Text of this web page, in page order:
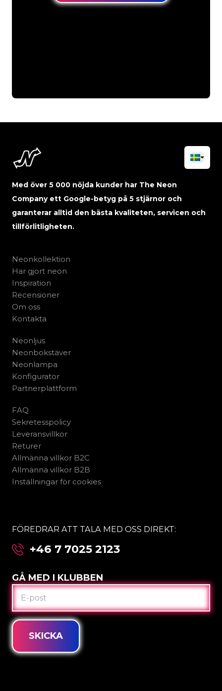
Med över 5 000 nöjda kunder har The Neon
Company ett Google-betyg på 5 stjärnor och
garanterar alltid den bästa kvaliteten, servicen och
tillförlitligheten.
Neonkollektion
Har gjort neon
Inspiration
Recensioner
Om oss
Kontakta
Neonljus
Neonbokstäver
Neonlampa
Konfigurator
Partnerplattform
FAQ
Sekretesspolicy
Leveransvillkor
Returer
Allmänna villkor B2C
Allmänna villkor B2B
Inställningar för cookies
FÖREDRAR ATT TALA MED OSS DIREKT:
+46 7 7025 2123
GÅ MED I KLUBBEN
E-
POST
SKICKA